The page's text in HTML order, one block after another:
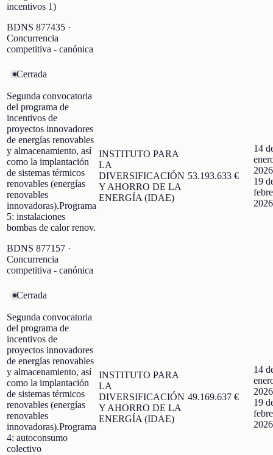
incentivos 1)
BDNS 877435 ·
Concurrencia
competitiva - canónica
Cerrada
Segunda convocatoria
del programa de
incentivos de
proyectos innovadores
de energías renovables
y almacenamiento, así
como la implantación
de sistemas térmicos
renovables (energías
renovables
innovadoras).Programa
5: instalaciones
bombas de calor renov.
BDNS 877157 ·
Concurrencia
competitiva - canónica
INSTITUTO PARA
LA
DIVERSIFICACIÓN
Y AHORRO DE LA
ENERGÍA (IDAE)
53.193.633 €
14
2026
19
2026
Cerrada
Segunda convocatoria
del programa de
incentivos de
proyectos innovadores
de energías renovables
y almacenamiento, así
como la implantación
de sistemas térmicos
renovables (energías
renovables
innovadoras).Programa
4: autoconsumo
colectivo
INSTITUTO PARA
LA
DIVERSIFICACIÓN
Y AHORRO DE LA
ENERGÍA (IDAE)
49.169.637 €
14
2026
19
2026